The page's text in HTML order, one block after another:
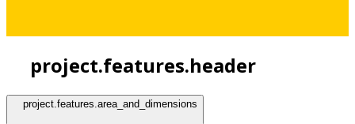
project.features.header
project.features.area_and_dimensions